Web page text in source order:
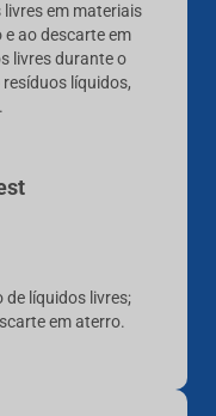
em materiais
ao descarte em
livres durante o
líquidos,
de líquidos livres;
em aterro.